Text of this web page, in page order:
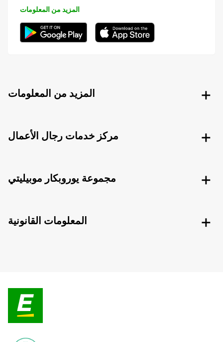
المزيد من المعلومات
المزيد من المعلومات
مركز خدمات رجال الأعمال
مجموعة يوروبكار موبيليتي
المعلومات القانونية